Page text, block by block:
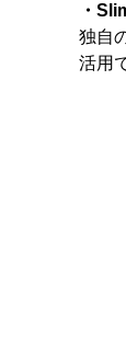
・
独自
活用